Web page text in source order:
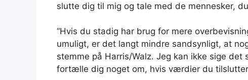
slutte dig til mig og tale med de mennesker,
“Hvis du stadig har brug for mere
umuligt, er det langt mindre sandsynligt, at
stemme på Harris/Walz. Jeg kan ikke sige
fortælle dig noget om, hvis værdier du tilslutter